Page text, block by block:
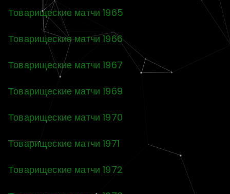
Товарищеские матчи 1965
Товарищеские матчи 1966
Товарищеские матчи 1967
Товарищеские матчи 1969
Товарищеские матчи 1970
Товарищеские матчи 1971
Товарищеские матчи 1972